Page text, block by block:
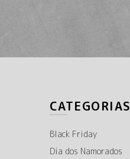
CATEGORIAS
Black Friday
Dia dos Namorados